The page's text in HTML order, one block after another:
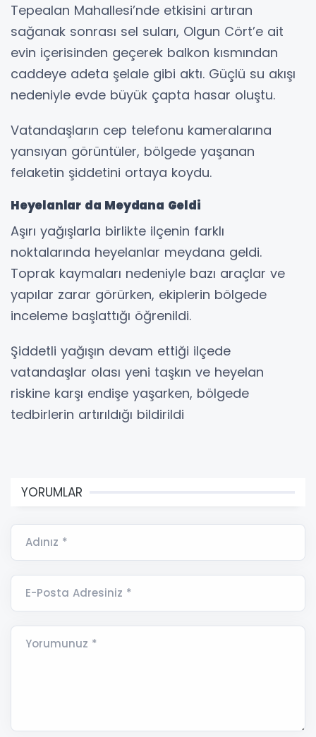
Tepealan Mahallesi’nde etkisini artıran
sağanak sonrası sel suları, Olgun Cört’e ait
evin içerisinden geçerek balkon kısmından
caddeye adeta şelale gibi aktı. Güçlü su akışı
nedeniyle evde büyük çapta hasar oluştu.
Vatandaşların cep telefonu kameralarına
yansıyan görüntüler, bölgede yaşanan
felaketin şiddetini ortaya koydu.
Heyelanlar da Meydana Geldi
Aşırı yağışlarla birlikte ilçenin farklı
noktalarında heyelanlar meydana geldi.
Toprak kaymaları nedeniyle bazı araçlar ve
yapılar zarar görürken, ekiplerin bölgede
inceleme başlattığı öğrenildi.
Şiddetli yağışın devam ettiği ilçede
vatandaşlar olası yeni taşkın ve heyelan
riskine karşı endişe yaşarken, bölgede
tedbirlerin artırıldığı bildirildi
YORUMLAR
Adınız *
E-Posta Adresiniz *
Yorumunuz *